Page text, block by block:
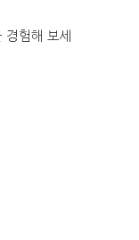
경험해 보세